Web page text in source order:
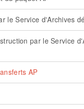
le Service d'Archives
par le Service
AP